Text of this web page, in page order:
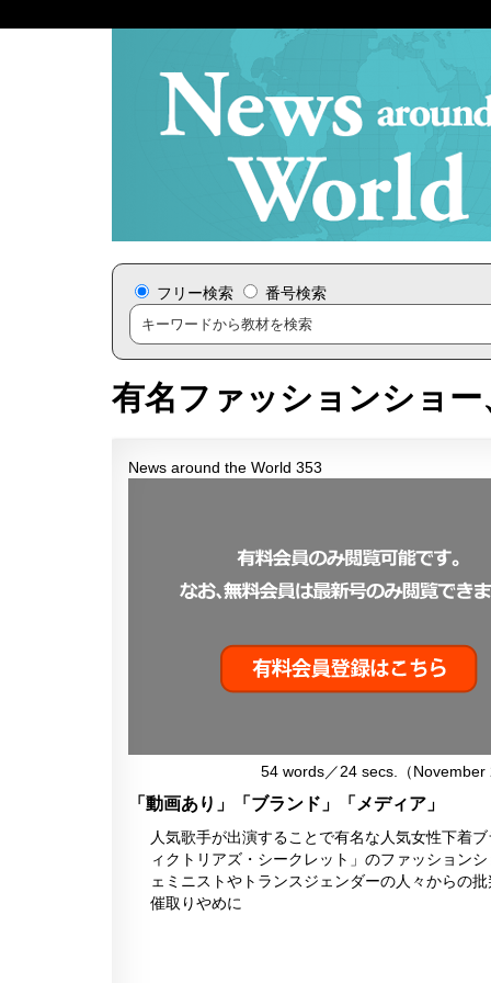
フリー検索 番号検索
有名ファッションショ
News around the World 353
54 words／24 secs.（November
「動画あり」「ブランド」「メディア」
人気歌手が出演することで有名な人気女性下着
ィクトリアズ・シークレット」のファッション
ェミニストやトランスジェンダーの人々からの批
催取りやめに